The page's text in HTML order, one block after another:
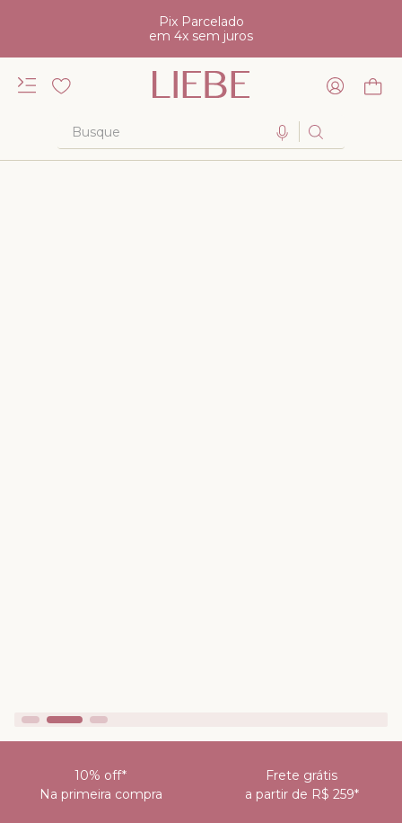
Pix Parcelado
em 4x sem juros
10% off*
Na primeira compra
Frete grátis
a partir de R$ 259*